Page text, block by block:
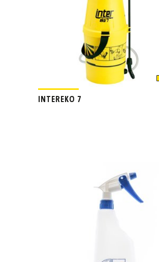
INTEREKO 7